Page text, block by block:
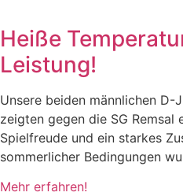
Heiße
Leistung!
Unsere beiden männlichen D-
zeigten gegen die SG Remsal
Spielfreude und ein starkes
sommerlicher Bedingungen
Mehr erfahren!